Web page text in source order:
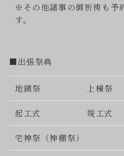
※その他諸事の御祈祷も予
す。
■出張祭典
地鎮祭 上棟祭
起工式 竣工式
宅神祭（神棚祭）